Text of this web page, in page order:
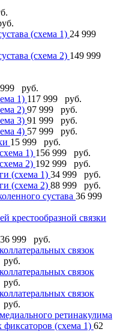
(схема 1) 24 999
(схема 2) 149 999
руб.
1) 117 999 руб.
2) 97 999 руб.
3) 91 999 руб.
4) 57 999 руб.
15 999 руб.
1) 156 999 руб.
2) 192 999 руб.
(схема 1) 34 999 руб.
(схема 2) 88 999 руб.
сустава 36 999
крестообразной связки
36 999 руб.
связок
связок
связок
ретинакулима
(схема 1) 62